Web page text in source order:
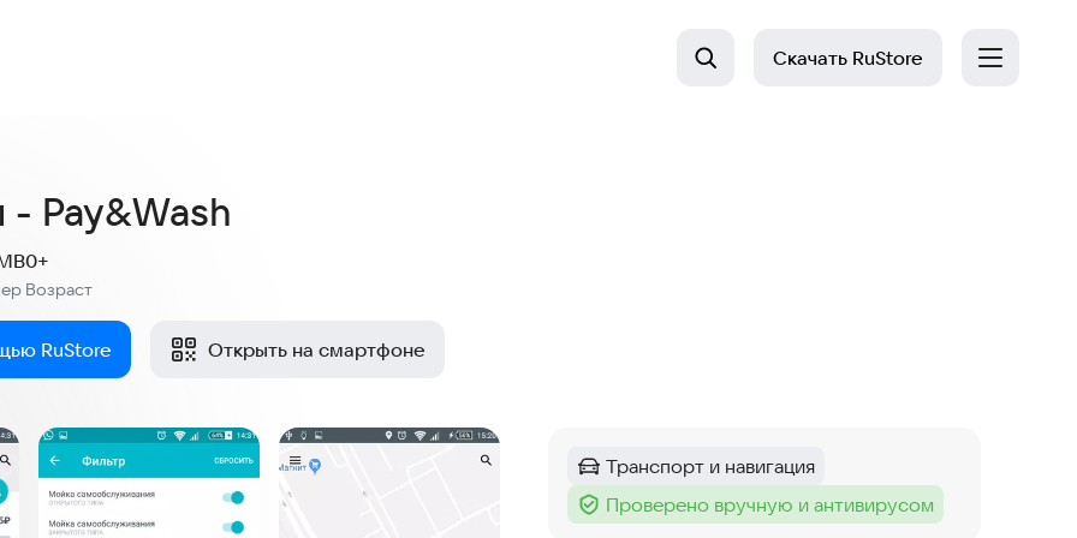
Скачать RuStore
Pay&Wash
Возраст
0+
RuStore Открыть на смартфоне
Категория:
Транспорт и навигация
Тег :
Проверено вручную и антивирусом